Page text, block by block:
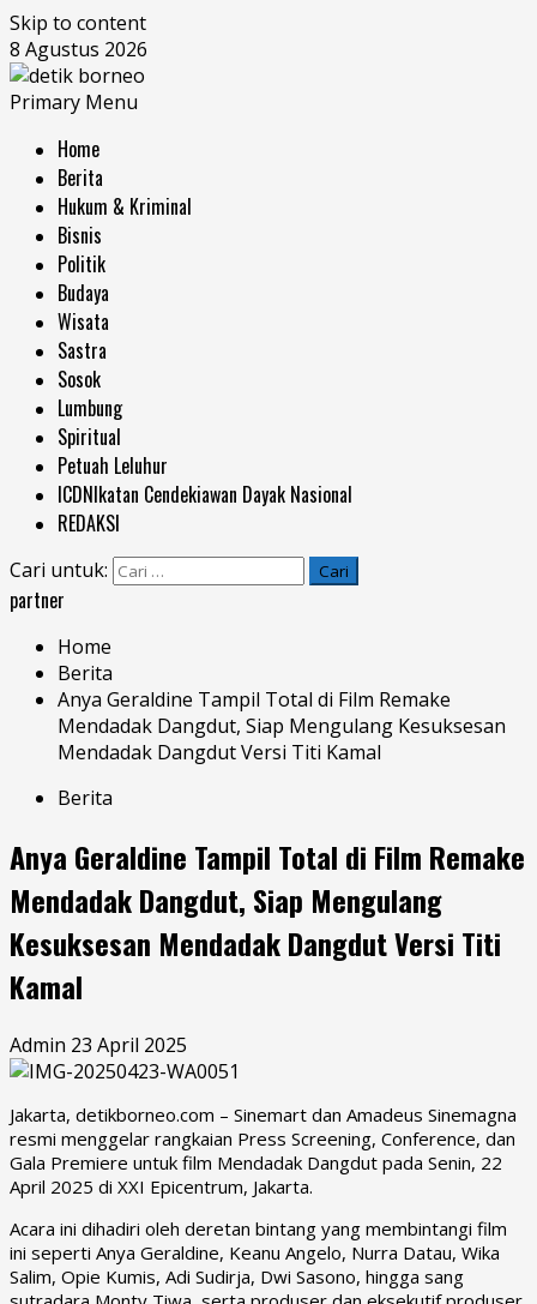
Skip to content
8 Agustus 2026
Primary Menu
Home
Berita
Hukum & Kriminal
Bisnis
Politik
Budaya
Wisata
Sastra
Sosok
Lumbung
Spiritual
Petuah Leluhur
ICDNIkatan Cendekiawan Dayak Nasional
REDAKSI
Cari untuk:
partner
Home
Berita
Anya Geraldine Tampil Total di Film Remake
Mendadak Dangdut, Siap Mengulang Kesuksesan
Mendadak Dangdut Versi Titi Kamal
Berita
Anya Geraldine Tampil Total di Film Remake
Mendadak Dangdut, Siap Mengulang
Kesuksesan Mendadak Dangdut Versi Titi
Kamal
Admin 23 April 2025
Jakarta, detikborneo.com – Sinemart dan Amadeus Sinemagna
resmi menggelar rangkaian Press Screening, Conference, dan
Gala Premiere untuk film Mendadak Dangdut pada Senin, 22
April 2025 di XXI Epicentrum, Jakarta.
Acara ini dihadiri oleh deretan bintang yang membintangi film
ini seperti Anya Geraldine, Keanu Angelo, Nurra Datau, Wika
Salim, Opie Kumis, Adi Sudirja, Dwi Sasono, hingga sang